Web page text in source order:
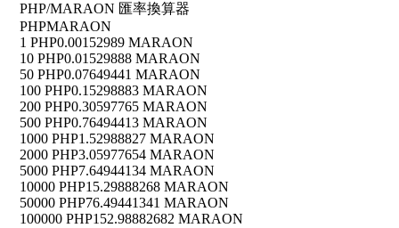
PHP/MARAON 匯率換算器
PHPMARAON
1 PHP0.00152989 MARAON
10 PHP0.01529888 MARAON
50 PHP0.07649441 MARAON
100 PHP0.15298883 MARAON
200 PHP0.30597765 MARAON
500 PHP0.76494413 MARAON
1000 PHP1.52988827 MARAON
2000 PHP3.05977654 MARAON
5000 PHP7.64944134 MARAON
10000 PHP15.29888268 MARAON
50000 PHP76.49441341 MARAON
100000 PHP152.98882682 MARAON